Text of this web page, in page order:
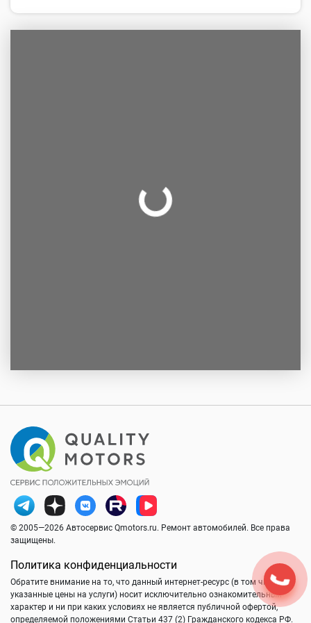
© 2005—2026 Автосервис Qmotors.ru. Ремонт автомобилей. Все права
защищены.
Политика конфиденциальности
Обратите внимание на то, что данный интернет-ресурс (в том числе
указанные цены на услуги) носит исключительно ознакомительный
характер и ни при каких условиях не является публичной офертой,
определяемой положениями Статьи 437 (2) Гражданского кодекса РФ.